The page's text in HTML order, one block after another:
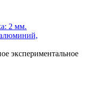
2 мм.
экспериментальное